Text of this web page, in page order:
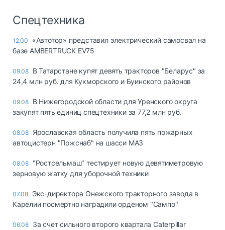
Спецтехника
12:00
«Автотор» представил электрический самосвал на
базе AMBERTRUCK EV75
09.08 В Татарстане купят девять тракторов "Беларус" за
24,4 млн руб. для Кукморского и Буинского районов
09.08 В Нижегородской области для Уренского округа
закупят пять единиц спецтехники за 77,2 млн руб.
08.08 Ярославская область получила пять пожарных
автоцистерн "Пожснаб" на шасси МАЗ
08.08 "Ростсельмаш" тестирует новую девятиметровую
зерновую жатку для уборочной техники
07.08 Экс-директора Онежского тракторного завода в
Карелии посмертно наградили орденом "Сампо"
06.08 За счет сильного второго квартала Caterpillar